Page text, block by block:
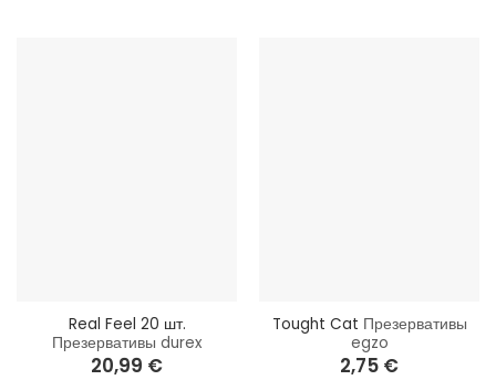
Real Feel 20 шт.
Презервативы durex
20,99 €
Tought Cat Презервативы
egzo
2,75 €